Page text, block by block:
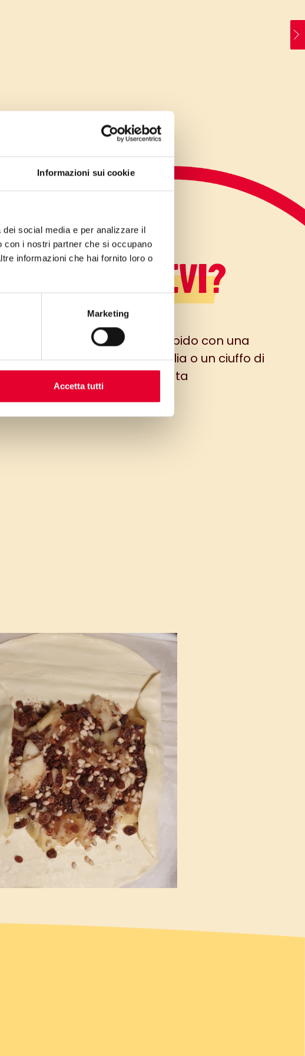
Informazioni sui cookie
social media e per analizzare il
i nostri partner che si occupano
informazioni che hai fornito loro o
Marketing
Accetta tutti
LO SAPEVI?
Il dolce si può servire tiepido con una
pallina di gelato alla vaniglia o un ciuffo di
panna montata